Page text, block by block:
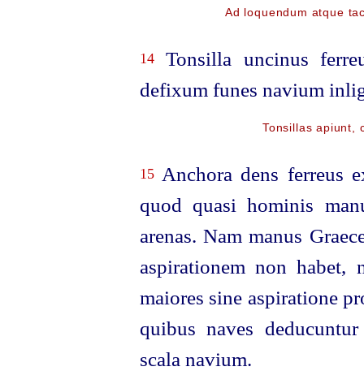
Ad loquendum atque
14Tonsilla uncinus
defixum funes navium
Tonsillas apiunt,
15Anchora dens ferreus
quod quasi hominis
arenas. Nam manus
aspirationem non habet,
maiores sine aspiratione
quibus naves
scala navium.